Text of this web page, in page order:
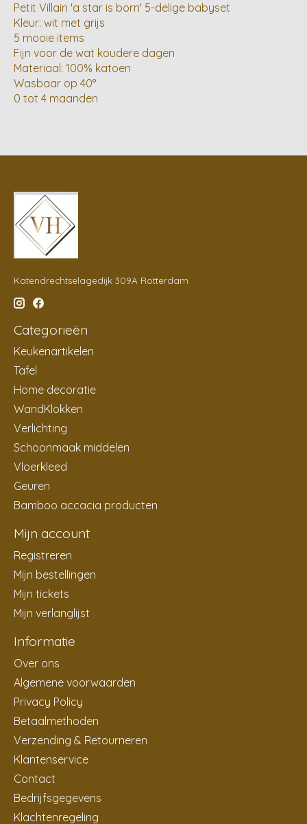
Petit Villain 'a star is born' 5-delige babyset
Kleur: wit met grijs
5 mooie items
Fijn voor de wat koudere dagen
Materiaal: 100% katoen
Wasbaar op 40°
0 tot 4 maanden
Katendrechtselagedijk 309A Rotterdam
Categorieën
Keukenartikelen
Tafel
Home decoratie
WandKlokken
Verlichting
Schoonmaak middelen
Vloerkleed
Geuren
Bamboo accacia producten
Mijn account
Registreren
Mijn bestellingen
Mijn tickets
Mijn verlanglijst
Informatie
Over ons
Algemene voorwaarden
Privacy Policy
Betaalmethoden
Verzending & Retourneren
Klantenservice
Contact
Bedrijfsgegevens
Klachtenregeling